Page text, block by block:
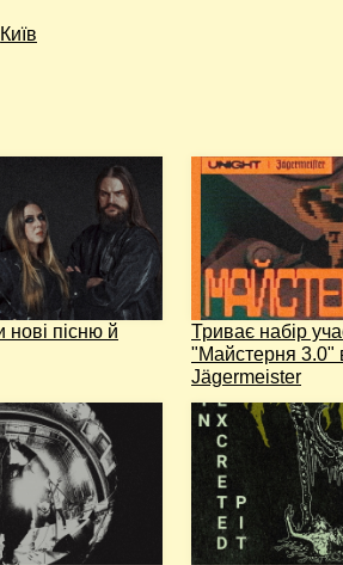
Київ
нові пісню й
Триває набір
"Майстерня 3.0"
Jägermeister